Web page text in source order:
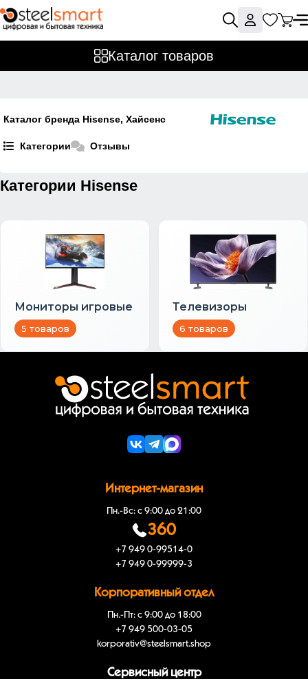
Каталог товаров
Каталог бренда Hisense, Хайсенс
Категории Отзывы
Категории Hisense
Мониторы игровые
5 товаров
Телевизоры
6 товаров
Интернет-магазин
Пн.-Вс: с 9:00 до 21:00
360
+7 949 0-99514-0
+7 949 0-99999-3
Корпоративный отдел
Пн.-Пт: с 9:00 до 18:00
+7 949 500-03-05
korporativ@steelsmart.shop
Сервисный центр